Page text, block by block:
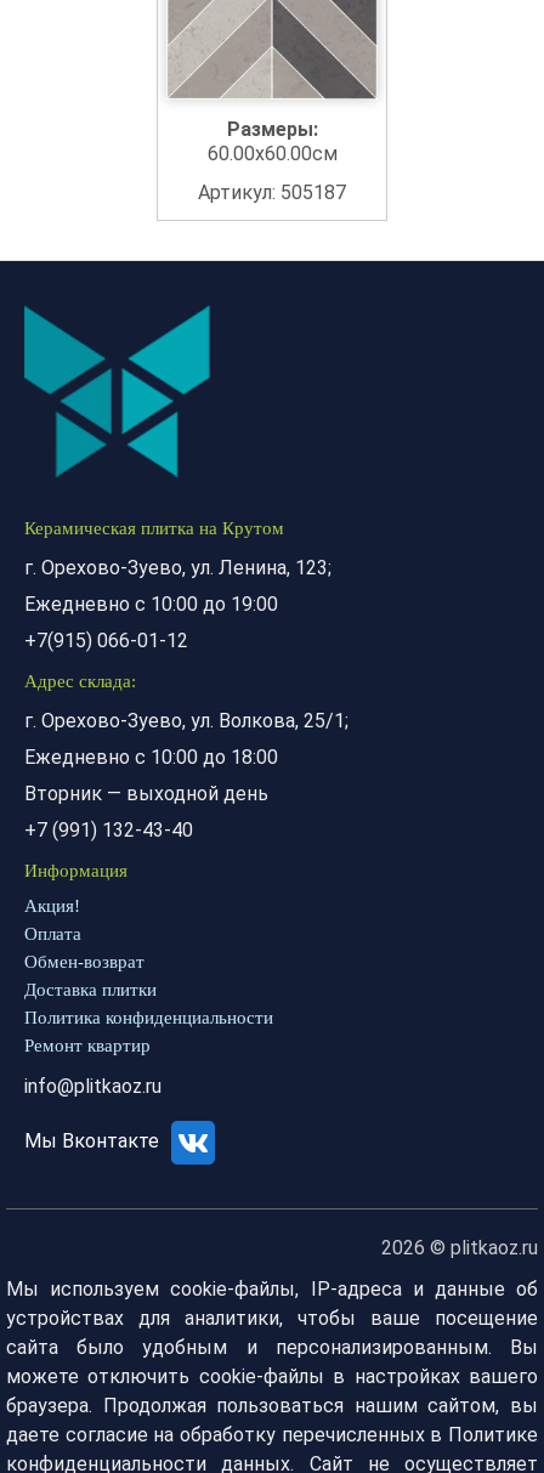
Размеры:
60.00x60.00см
Артикул: 505187
Керамическая плитка на Крутом
г. Орехово-Зуево, ул. Ленина, 123;
Ежедневно с 10:00 до 19:00
+7(915) 066-01-12
Адрес склада:
г. Орехово-Зуево, ул. Волкова, 25/1;
Ежедневно с 10:00 до 18:00
Вторник — выходной день
+7 (991) 132-43-40
Информация
Акция!
Оплата
Обмен-возврат
Доставка плитки
Политика конфиденциальности
Ремонт квартир
info@plitkaoz.ru
Мы Вконтакте
2026 © plitkaoz.ru
Мы используем cookie-файлы, IP-адреса и данные об
устройствах для аналитики, чтобы ваше посещение
сайта было удобным и персонализированным. Вы
можете отключить cookie-файлы в настройках вашего
браузера. Продолжая пользоваться нашим сайтом, вы
даете согласие на обработку перечисленных в Политике
конфиденциальности данных. Сайт не осуществляет